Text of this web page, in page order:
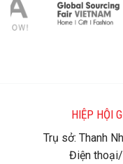
HIỆP HỘI
Trụ sở: Thanh
Điện